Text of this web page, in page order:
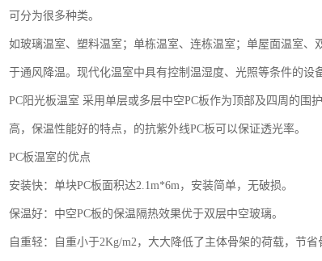
可分为很多种类。
如玻璃温室、塑料温室；单栋温室、连栋温室；单屋面温室
于通风降温。现代化温室中具有控制温湿度、光照等条件的设
PC阳光板温室 采用单层或多层中空PC板作为顶部及四周的
高，保温性能好的特点，的抗紫外线PC板可以保证透光率。
PC板温室的优点
安装快：单块PC板面积达2.1m*6m，安装简单，无破损。
保温好：中空PC板的保温隔热效果优于双层中空玻璃。
自重轻：自重小于2Kg/m2，大大降低了主体骨架的荷载，节省